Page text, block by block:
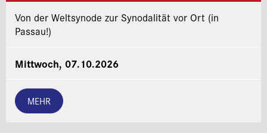
Von der Weltsynode zur Synodalität vor Ort (in
Passau!)
Mittwoch, 07.10.2026
MEHR